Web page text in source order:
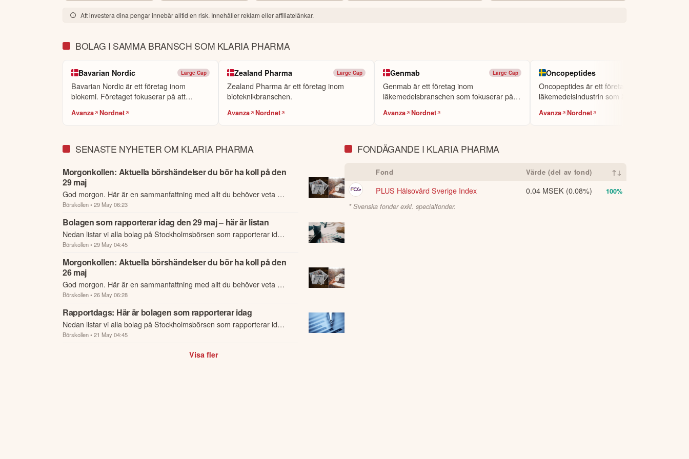
Öppna rapport (PDF)
Att investera dina pengar innebär alltid en risk. Innehåller reklam eller affiliatelänkar.
BOLAG I SAMMA BRANSCH SOM KLARIA PHARMA
Bavarian Nordic Large Cap
Bavarian Nordic är ett företag inom
biokemi. Företaget fokuserar på att
Avanza Nordnet
Zealand Pharma Large Cap
Zealand Pharma är ett företag inom
bioteknikbranschen.
Avanza Nordnet
Genmab Large Cap
Genmab är ett företag inom
läkemedelsbranschen som fokuserar på
Avanza Nordnet
Oncopeptides
Oncopeptides är ett företag inom
läkemedelsindustrin som ägnar sig åt
Avanza Nordnet
SENASTE NYHETER OM KLARIA PHARMA
Morgonkollen: Aktuella börshändelser du bör ha koll på den
29 maj
God morgon. Här är en sammanfattning med allt du behöver veta om
nattens händelser och kommande dagens viktigaste händelser på
börsen.
Börskollen• 29 May 06:23
Bolagen som rapporterar idag den 29 maj – här är listan
Nedan listar vi alla bolag på Stockholmsbörsen som rapporterar idag
den 29 maj.
Börskollen• 29 May 04:45
Morgonkollen: Aktuella börshändelser du bör ha koll på den
26 maj
God morgon. Här är en sammanfattning med allt du behöver veta om
nattens händelser och kommande dagens viktigaste händelser på
börsen.
Börskollen• 26 May 06:28
Rapportdags: Här är bolagen som rapporterar idag
Nedan listar vi alla bolag på Stockholmsbörsen som rapporterar idag
den 21 maj.
Börskollen• 21 May 04:45
Visa fler
FONDÄGANDE I KLARIA PHARMA
Fond Värde (del av fond) ↑↓
PLUS Hälsovård Sverige Index 0.04 MSEK (0.08%)
100%
* Svenska fonder exkl. specialfonder.